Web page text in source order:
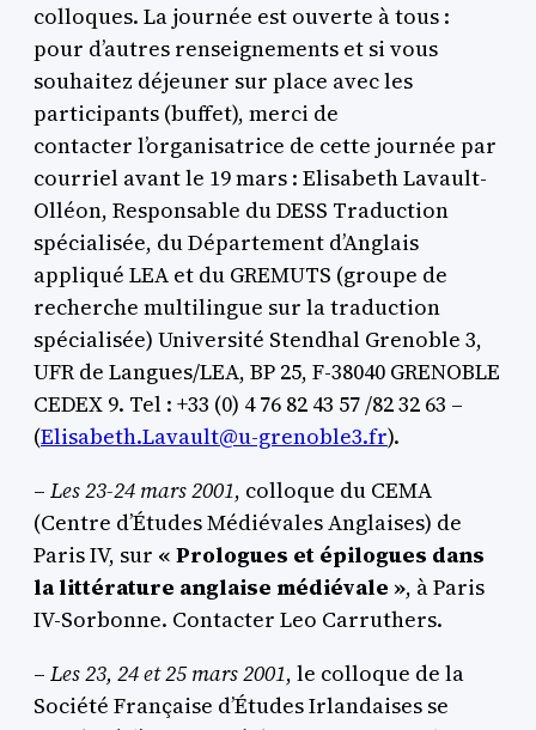
colloques. La journée est ouverte à tous :
pour d’autres renseignements et si vous
souhaitez déjeuner sur place avec les
participants (buffet), merci de
contacter l’organisatrice de cette journée par
courriel avant le 19 mars : Elisabeth Lavault-
Olléon, Responsable du DESS Traduction
spécialisée, du Département d’Anglais
appliqué LEA et du GREMUTS (groupe de
recherche multilingue sur la traduction
spécialisée) Université Stendhal Grenoble 3,
UFR de Langues/LEA, BP 25, F-38040 GRENOBLE
CEDEX 9. Tel : +33 (0) 4 76 82 43 57 /82 32 63 –
(Elisabeth.Lavault@u-grenoble3.fr).
– Les 23-24 mars 2001, colloque du CEMA
(Centre d’Études Médiévales Anglaises) de
Paris IV, sur « Prologues et épilogues dans
la littérature anglaise médiévale », à Paris
IV-Sorbonne. Contacter Leo Carruthers.
– Les 23, 24 et 25 mars 2001, le colloque de la
Société Française d’Études Irlandaises se